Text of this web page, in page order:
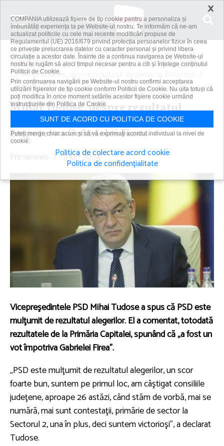
Acasă
Știri
Mihai Tudose, despre rezultatul alegerilor la Bucureşti: A
fost un vot...
Mihai Tudose, despre rezultatul
alegerilor la Bucureşti: A fost un vot
împotriva Gabrielei Firea
Primanews | 11 iun 2024
Vicepreşedintele PSD Mihai Tudose a spus că PSD este
mulţumit de rezultatul alegerilor. El a comentat, totodată
rezultatele de la Primăria Capitalei, spunând că „a fost un
vot împotriva Gabrielei Firea”.
„PSD este mulţumit de rezultatul alegerilor, un scor
foarte bun, suntem pe primul loc, am câştigat consiliile
judeţene, aproape 26 astăzi, când stăm de vorbă, mai se
numără, mai sunt contestaţii, primărie de sector la
Sectorul 2, una în plus, deci suntem victorioşi”, a declarat
Tudose.
×
COMPANIA utilizează fişiere de tip cookie pentru a personaliza și
îmbunătăți experiența ta pe Website-ul nostru. Te informăm că ne-am
actualizat politicile cu cele mai recente modificări propuse de
Regulamentul (UE) 2016/679 privind protecția persoanelor fizice în ceea
ce privește prelucrarea datelor cu caracter personal și privind libera
circulație a acestor date. Înainte de a continua navigarea pe Website-ul
nostru te rugăm să aloci timpul necesar pentru a citi și înțelege conținutul
Politicii de Cookie.
Prin continuarea navigării pe Website-ul nostru confirmi acceptarea
utilizării fişierelor de tip cookie conform Politicii de Cookie. Nu uita totuși că
poți modifica în orice moment setările acestor fişiere cookie urmând
instrucțiunile din Politica de Cookie.
SUNT DE ACORD CU POLITICA DE COOKIE
Puteți merge chiar acum și să vă exprimați acordul individual la nivel de
cookie:
Politica de colectare acord cookie
Politica de confidențialitate